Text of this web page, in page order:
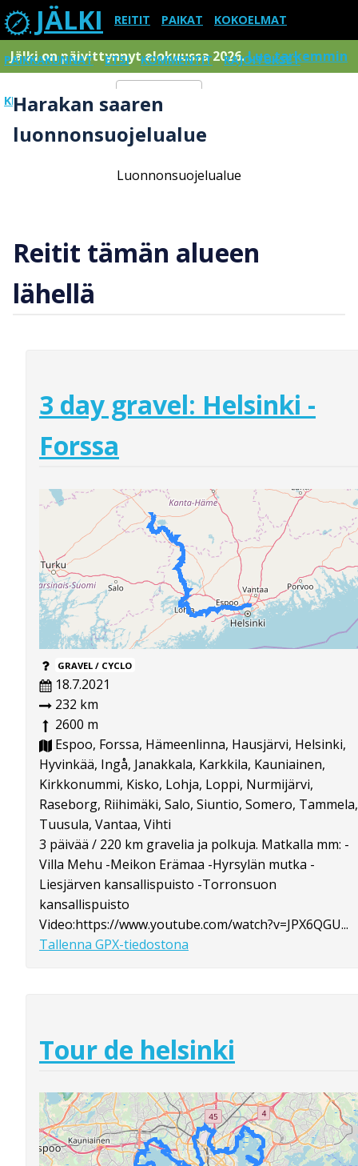
JÄLKI REITIT PAIKAT KOKOELMAT
PAIKKAKUNNAT ETSI KOMMENTIT RAJOITUKSET
KIRJAUDU SISÄÄN Menu
Jälki on päivittynnyt elokuussa 2026.Lue tarkemmin
Harakan saaren
luonnonsuojelualue
Luonnonsuojelualue
Reitit tämän alueen
lähellä
3 day gravel: Helsinki -
Forssa
GRAVEL / CYCLO
18.7.2021
232 km
2600 m
Espoo, Forssa, Hämeenlinna, Hausjärvi, Helsinki,
Hyvinkää, Ingå, Janakkala, Karkkila, Kauniainen,
Kirkkonummi, Kisko, Lohja, Loppi, Nurmijärvi,
Raseborg, Riihimäki, Salo, Siuntio, Somero, Tammela,
Tuusula, Vantaa, Vihti
3 päivää / 220 km gravelia ja polkuja. Matkalla mm: -
Villa Mehu -Meikon Erämaa -Hyrsylän mutka -
Liesjärven kansallispuisto -Torronsuon
kansallispuisto
Video:https://www.youtube.com/watch?v=JPX6QGU...
Tallenna GPX-tiedostona
Tour de helsinki